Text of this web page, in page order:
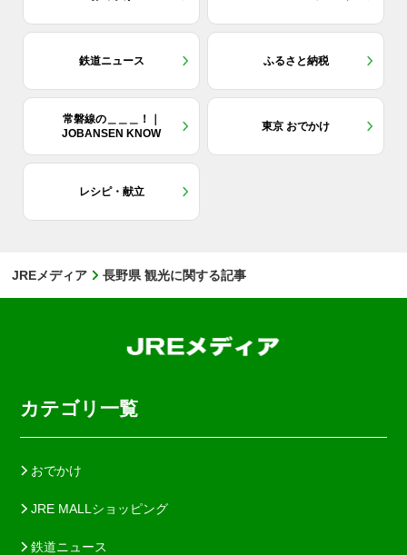
鉄道ニュース ふるさと納税
常磐線の＿＿＿！｜
JOBANSEN KNOW
東京 おでかけ
レシピ・献立
JREメディア 長野県 観光に関する記事
カテゴリ一覧
おでかけ
JRE MALLショッピング
鉄道ニュース